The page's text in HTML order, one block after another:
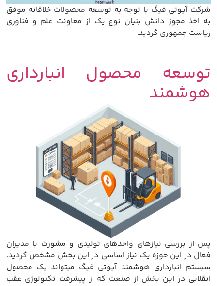
شرکت آیوتی فیگ با توجه به توسعه محصولات خلاقانه موفق
به اخذ مجوز دانش بنیان نوع یک از معاونت علم و فناوری
ریاست جمهوری گردید.
توسعه محصول انبارداری
هوشمند
پس از بررسی نیازهای واحدهای تولیدی و مشورت با مدیران
فعال در این حوزه یک نیاز اساسی در این بخش مشخص گردید.
سیستم انبارداری هوشمند آیوتی فیگ میتواند یک محصول
انقلابی در این بخش از صنعت که از پیشرفت تکنولوژی عقب